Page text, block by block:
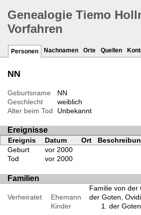
Genealogie Tiemo
Vorfahren
Personen Nachnamen Orte Quellen
NN
Geburtsname
NN
Geschlecht
weiblich
Alter beim Tod
Unbekannt
Ereignisse
Ereignis Datum Ort
Geburt
vor 2000
Tod
vor 2000
Familien
Familie von der
Verheiratet
Ehemann
der Goten,
Kinder
der